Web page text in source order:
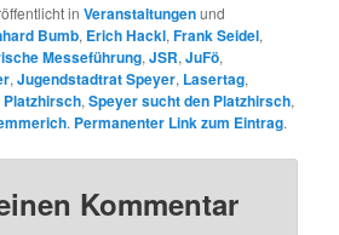
inVeranstaltungenund
Bumb, Erich Hackl,Frank Seidel,
Messeführung,JSR,JuFö,
,Jugendstadtrat Speyer, Lasertag,
Platzhirsch,Speyer sucht den Platzhirsch,
. Permanenter Link zum Eintrag.
Kommentar